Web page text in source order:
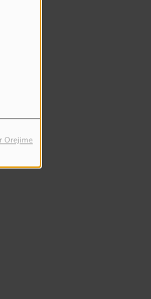
Orejime